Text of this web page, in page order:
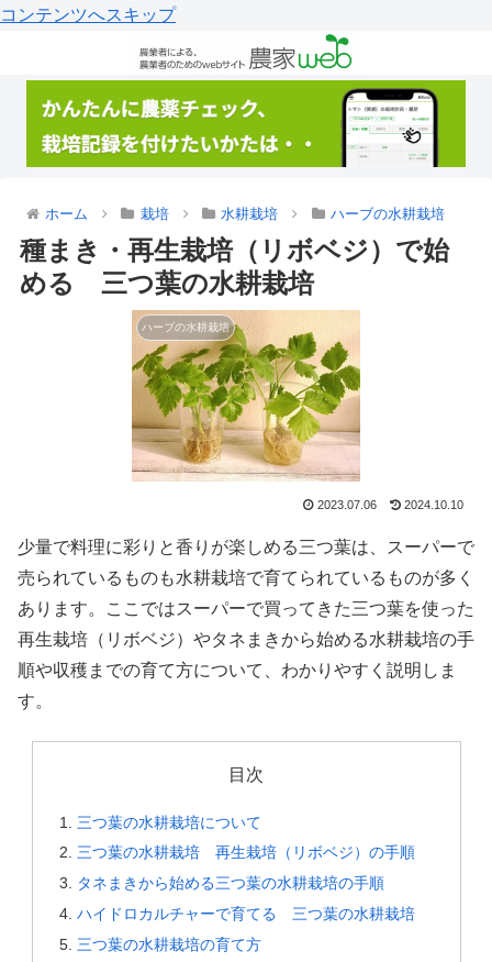
コンテンツへスキップ
ホーム 栽培 水耕栽培 ハーブの水耕栽培
種まき・再生栽培（リボベジ）で始
める 三つ葉の水耕栽培
ハーブの水耕栽培
2023.07.06 2024.10.10
少量で料理に彩りと香りが楽しめる三つ葉は、スーパーで
売られているものも水耕栽培で育てられているものが多く
あります。ここではスーパーで買ってきた三つ葉を使った
再生栽培（リボベジ）やタネまきから始める水耕栽培の手
順や収穫までの育て方について、わかりやすく説明しま
す。
目次
三つ葉の水耕栽培について
三つ葉の水耕栽培 再生栽培（リボベジ）の手順
タネまきから始める三つ葉の水耕栽培の手順
ハイドロカルチャーで育てる 三つ葉の水耕栽培
三つ葉の水耕栽培の育て方